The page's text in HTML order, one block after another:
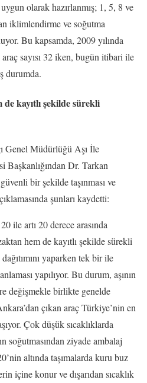
olarak hazırlanmış; 1, 5, 8 ve
iklimlendirme ve soğutma
Bu kapsamda, 2009 yılında
sayısı 32 iken, bugün itibari ile
durumda.
kayıtlı şekilde sürekli
Genel Müdürlüğü Aşı İle
Başkanlığından Dr. Tarkan
bir şekilde taşınması ve
şunları kaydetti:
ile artı 20 derece arasında
hem de kayıtlı şekilde sürekli
yaparken tek bir ile
yapılıyor. Bu durum, aşının
değişmekle birlikte genelde
çıkan araç Türkiye’nin en
Çok düşük sıcaklıklarda
soğutmasından ziyade ambalaj
altında taşımalarda kuru buz
içine konur ve dışarıdan sıcaklık